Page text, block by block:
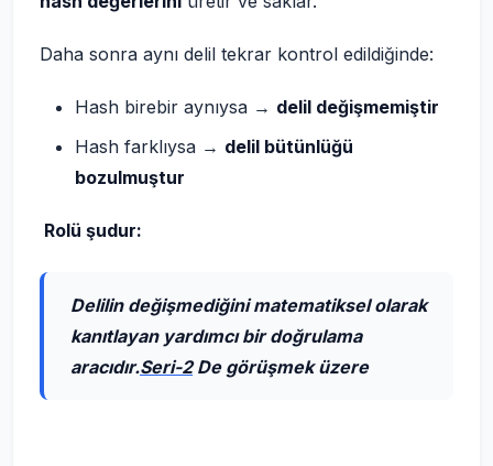
Daha sonra aynı delil tekrar kontrol edildiğinde:
Hash birebir aynıysa → delil değişmemiştir
Hash farklıysa → delil bütünlüğü
bozulmuştur
Rolü şudur:
Delilin değişmediğini matematiksel olarak
kanıtlayan yardımcı bir doğrulama
aracıdır.Seri-2De görüşmek üzere